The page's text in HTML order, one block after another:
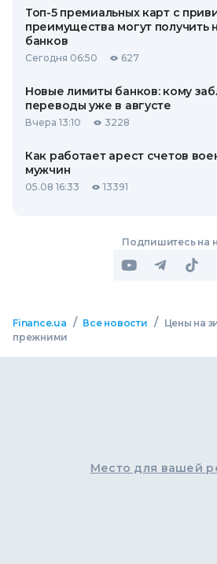
Топ-5 премиальных карт с
преимущества могут получить
банков
Сегодня 06:50 627
Новые лимиты банков: кому
переводы уже в августе
Вчера 13:10 3228
Как работает арест счетов
мужчин
05.08 16:33 13391
Подпишитесь на
Finance.ua / Все новости /
Цены на
прежними
Место для вашей